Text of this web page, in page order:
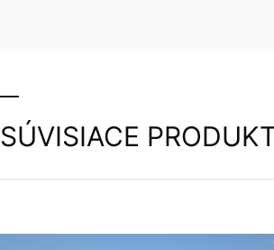
SÚVISIACE